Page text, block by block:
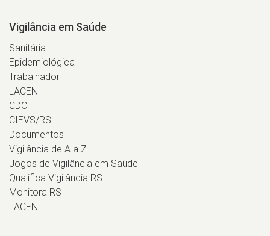
Vigilância em Saúde
Sanitária
Epidemiológica
Trabalhador
LACEN
CDCT
CIEVS/RS
Documentos
Vigilância de A a Z
Jogos de Vigilância em Saúde
Qualifica Vigilância RS
Monitora RS
LACEN